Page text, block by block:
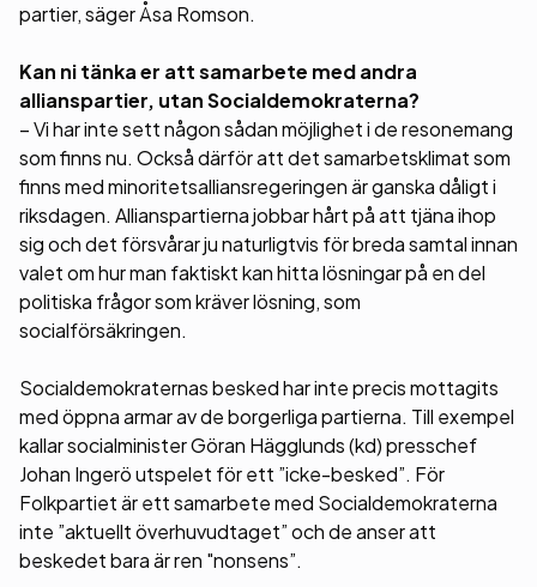
partier, säger Åsa Romson.
Kan ni tänka er att samarbete med andra
allianspartier, utan Socialdemokraterna?
– Vi har inte sett någon sådan möjlighet i de resonemang
som finns nu. Också därför att det samarbetsklimat som
finns med minoritetsalliansregeringen är ganska dåligt i
riksdagen. Allianspartierna jobbar hårt på att tjäna ihop
sig och det försvårar ju naturligtvis för breda samtal innan
valet om hur man faktiskt kan hitta lösningar på en del
politiska frågor som kräver lösning, som
socialförsäkringen.
Socialdemokraternas besked har inte precis mottagits
med öppna armar av de borgerliga partierna. Till exempel
kallar socialminister Göran Hägglunds (kd) presschef
Johan Ingerö utspelet för ett ”icke-besked”. För
Folkpartiet är ett samarbete med Socialdemokraterna
inte ”aktuellt överhuvudtaget” och de anser att
beskedet bara är ren "nonsens”.